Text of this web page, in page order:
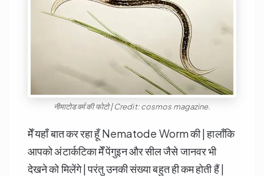
नीमाटोड वर्म की फोटो | Credit: cosmos magazine.
मेँ यहाँ बात कर रहा हूँ Nematode Worm की | हालाँकि
आपको अंटार्कटिका मेँ पेंगुइन और सील जैसे जानवर भी
देखने को मिलेंगे | परंतु उनकी संख्या बहुत ही कम होती हैं |